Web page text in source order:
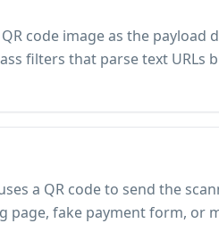
Quishing is a
instead of a hyperlink. It
QR phishing is any